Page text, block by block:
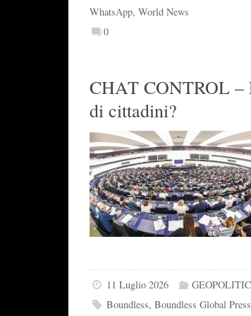
WhatsApp, World News
0
CHAT CONTROL –
di cittadini?
11 Luglio 2026
Boundless,Boundless Global